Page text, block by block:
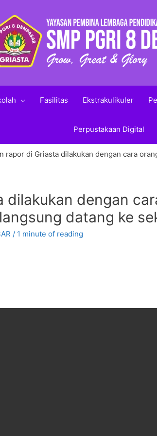
Fasilitas Ekstrakulikuler
Perpustakaan Digital
rapor di Griasta dilakukan dengan cara
dilakukan dengan
datang ke
/ 1 minute of reading